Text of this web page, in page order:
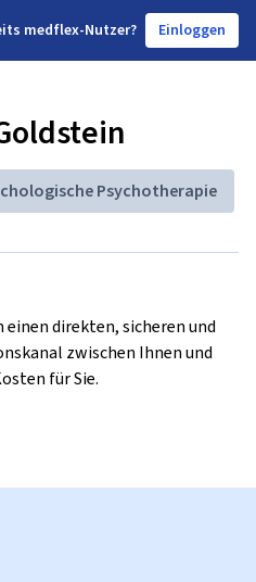
medflex-Nutzer? Einloggen
Psychotherapie
direkten, sicheren und
zwischen Ihnen und
für Sie.